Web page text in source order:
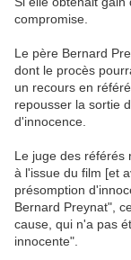
compromise.
Le père Bernard
dont le procès
un recours en
repousser la sortie
d'innocence.
Le juge des référés
à l'issue du film [et
présomption
Bernard Preynat",
cause, qui n'a pas
innocente".